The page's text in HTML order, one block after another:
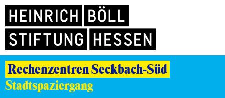
Rechenzentren Seckbach-Süd
Stadtspaziergang